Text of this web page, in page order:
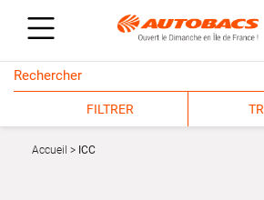
FILTRER
Accueil ICC